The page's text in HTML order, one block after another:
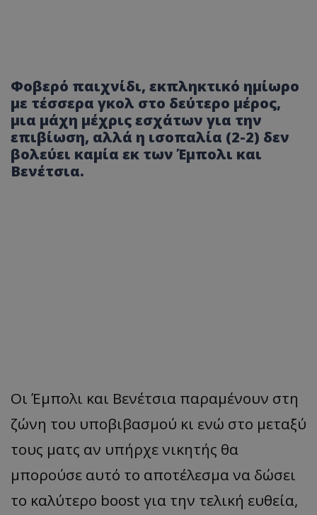
Φοβερό παιχνίδι, εκπληκτικό ημίωρο
με τέσσερα γκολ στο δεύτερο μέρος,
μια μάχη μέχρις εσχάτων για την
επιβίωση, αλλά η ισοπαλία (2-2) δεν
βολεύει καμία εκ των Έμπολι και
Βενέτσια.
Οι Έμπολι και Βενέτσια παραμένουν στη
ζώνη του υποβιβασμού κι ενώ στο μεταξύ
τους ματς αν υπήρχε νικητής θα
μπορούσε αυτό το αποτέλεσμα να δώσει
το καλύτερο boost για την τελική ευθεία,